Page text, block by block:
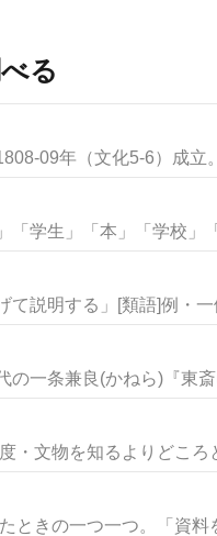
る
09年（文化5-6）成
「学生」「本」「学校
て説明する」[類語]例・
の一条兼良(かねら)『東
・文物を知るよりどこ
ときの一つ一つ。「資